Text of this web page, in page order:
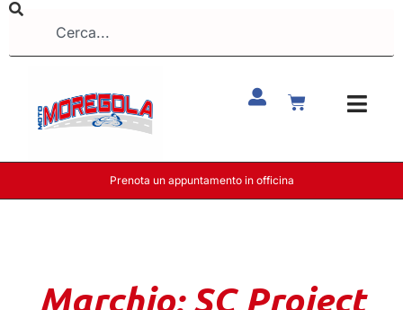
Prenota un appuntamento in officina
Marchio: SC Project